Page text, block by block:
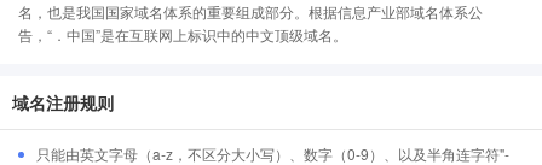
名，也是我国国家域名体系的重要组成部分。根据信息产业部域名体系公
告，“．中国”是在互联网上标识中的中文顶级域名。
域名注册规则
只能由英文字母（a-z，不区分大小写）、数字（0-9）、以及半角连字符"-